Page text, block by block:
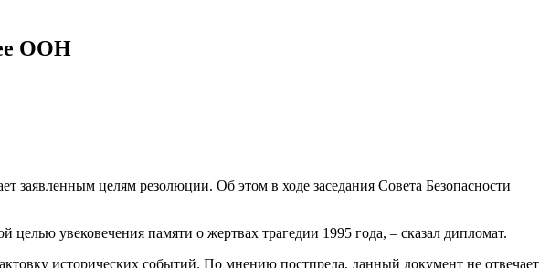
ООН
заявленным целям резолюции. Об этом в ходе заседания Совета Безопасности
увековечения памяти о жертвах трагедии 1995 года, – сказал дипломат.
исторических событий. По мнению постпреда, данный документ не отвечает